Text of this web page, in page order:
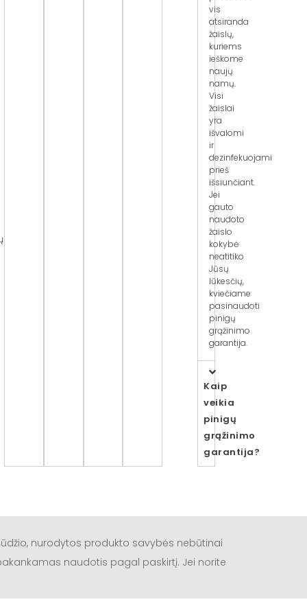
vis
atsiranda
žaislų,
kuriems
ieškome
naujų
namų.
Visi
žaislai
yra
išvalomi
ir
dezinfekuojami
prieš
išsiunčiant.
Jei
gauto
naudoto
žaislo
kokybė
neatitiko
Jūsų
lūkesčių,
kviečiame
pasinaudoti
pinigų
grąžinimo
garantija.
Kaip
veikia
pinigų
grąžinimo
garantija?
nurodytos produkto savybės nebūtinai
naudotis pagal paskirtį. Jei norite